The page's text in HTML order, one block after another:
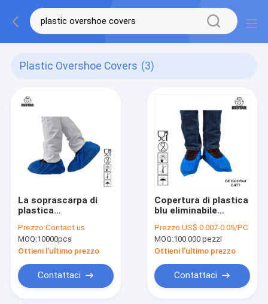
Plastic Overshoe Covers (3)
La soprascarpa di
plastica
riguarda le coperture
eliminabili della
scarpa non slitta
Prezzo:Contact us
MOQ:10000pcs
Ottieni l'ultimo prezzo
Contattaci
Copertura di plastica
blu eliminabile
biodegradabile della
scarpa di CBE delle
soprascarpe
Prezzo:US$ 0.007-0.05/PC
MOQ:100.000 pezzi
Ottieni l'ultimo prezzo
Contattaci